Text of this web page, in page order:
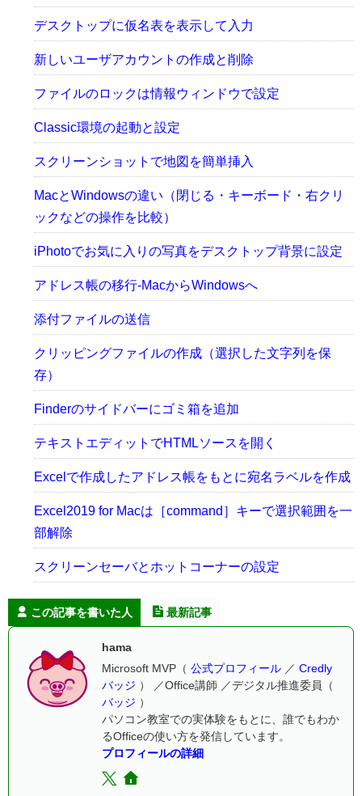
デスクトップに仮名表を表示して入力
新しいユーザアカウントの作成と削除
ファイルのロックは情報ウィンドウで設定
Classic環境の起動と設定
スクリーンショットで地図を簡単挿入
MacとWindowsの違い（閉じる・キーボード・右クリ
ックなどの操作を比較）
iPhotoでお気に入りの写真をデスクトップ背景に設定
アドレス帳の移行-MacからWindowsへ
添付ファイルの送信
クリッピングファイルの作成（選択した文字列を保
存）
Finderのサイドバーにゴミ箱を追加
テキストエディットでHTMLソースを開く
Excelで作成したアドレス帳をもとに宛名ラベルを作成
Excel2019 for Macは［command］キーで選択範囲を一
部解除
スクリーンセーバとホットコーナーの設定
この記事を書いた人 最新記事
hama
Microsoft MVP（ 公式プロフィール ／ Credly
バッジ ） ／Office講師 ／デジタル推進委員（
バッジ ）
パソコン教室での実体験をもとに、誰でもわか
るOfficeの使い方を発信しています。
プロフィールの詳細